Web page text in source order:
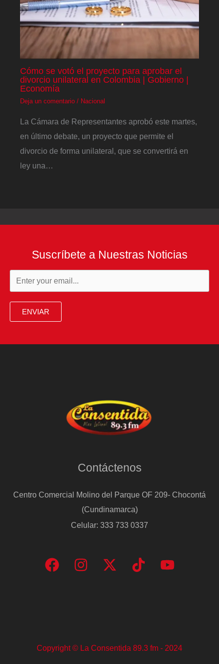
Cómo se votó el proyecto para aprobar el
divorcio unilateral en Colombia | Gobierno |
Economía
Deja un comentario / Nacional
La Cámara de Representantes aprobó este martes,
en último debate, un proyecto que permite el
divorcio de forma unilateral, que se convertirá en
ley una…
Suscríbete a Nuestras Noticias
ENVIAR
Contáctenos
Centro Comercial Molino del Parque OF 209- Chocontá
(Cundinamarca)
Celular: 333 733 0337
Copyright © La Consentida 89.3 fm - 2024